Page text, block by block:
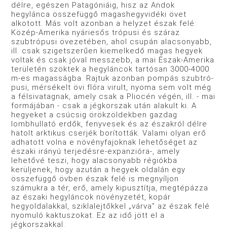
délre, egé­szen Patagóniáig, hisz az Andok
hegylánca összefüggő magas­hegyvidéki övet
alkotott. Más volt azonban a helyzet észak felé:
Közép-Amerika nyáriesős trópusi és száraz
szubtrópusi övezetében, ahol csupán alacsonyabb,
ill. csak szigetszerűen kiemelkedő magas hegyek
voltak és csak jóval messzebb, a mai Észak-Amerika
területén szöktek a hegyláncok tartósan 3000-4000
m-es magasságba. Rajtuk azonban pompás szubtró­
pusi, mérsékelt övi flóra virult, nyoma sem volt még
a félsiva­tagnak, amely csak a Pliocén végén, ill. - mai
formájában - csak a jégkorszak után alakult ki. A
hegyeket a csúcsig örök­zöldekben gazdag
lombhullató erdők, fenyvesek és az észak­ról délre
hatolt arktikus cserjék borították. Valami olyan erő
adhatott volna e növényfajoknak lehetőséget az
északi irányú terjedésre-expanzióra-, amely
lehetővé teszi, hogy alacso­nyabb régiókba
kerüljenek, hogy azután a hegyek oldalán egy
összefüggő övben észak felé is megnyíljon
számukra a tér, erő, amely kipusztítja, megtépázza
az északi hegyláncok növény­zetét, kopár
hegyoldalakkal, sziklalejtőkkel „várva” az észak felé
nyomuló kaktuszokat. Ez az idő jött el a
jégkorszakkal.